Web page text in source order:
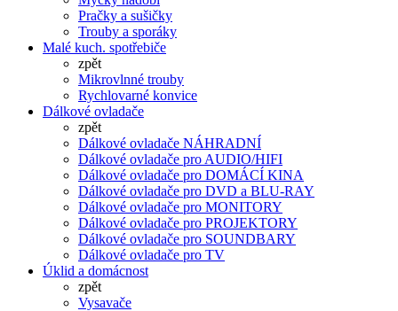
Pračky a sušičky
Trouby a sporáky
Malé kuch. spotřebiče
zpět
Mikrovlnné trouby
Rychlovarné konvice
Dálkové ovladače
zpět
Dálkové ovladače NÁHRADNÍ
Dálkové ovladače pro AUDIO/HIFI
Dálkové ovladače pro DOMÁCÍ KINA
Dálkové ovladače pro DVD a BLU-RAY
Dálkové ovladače pro MONITORY
Dálkové ovladače pro PROJEKTORY
Dálkové ovladače pro SOUNDBARY
Dálkové ovladače pro TV
Úklid a domácnost
zpět
Vysavače